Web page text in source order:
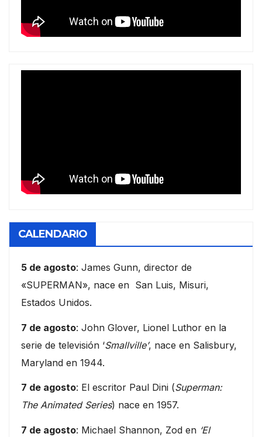
CALENDARIO
5 de agosto: James Gunn, director de
«SUPERMAN», nace en San Luis, Misuri,
Estados Unidos.
7 de agosto: John Glover, Lionel Luthor en la
serie de televisión ‘Smallville’, nace en Salisbury,
Maryland en 1944.
7 de agosto: El escritor Paul Dini (Superman:
The Animated Series) nace en 1957.
7 de agosto: Michael Shannon, Zod en ‘El